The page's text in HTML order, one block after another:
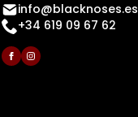
info@blacknoses.es
+34 619 09 67 62